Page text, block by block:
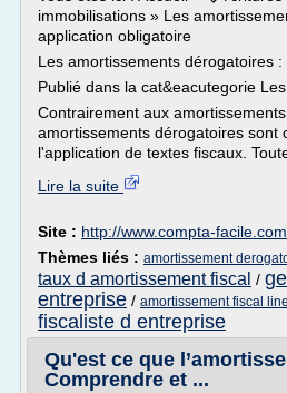
immobilisations » Les
application obligatoire
Les amortissements dérogatoires
Publié dans la cat&eacutegorie
Contrairement aux
amortissements dérogatoires sont
l'application de textes fiscaux.
Lire la suite
Site : http://www.compta-facile.com
Thèmes liés : amortissement
taux d amortissement fiscal /
entreprise / amortissement fiscal
fiscaliste d entreprise
Qu'est ce que
Comprendre et ...